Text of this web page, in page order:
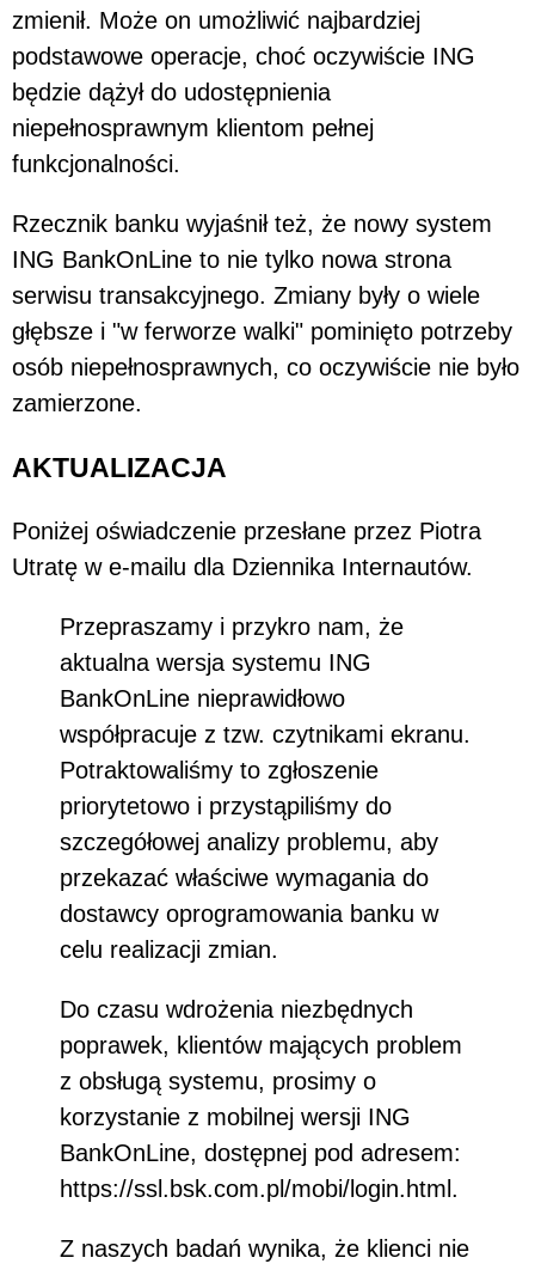
zmienił. Może on umożliwić najbardziej
podstawowe operacje, choć oczywiście ING
będzie dążył do udostępnienia
niepełnosprawnym klientom pełnej
funkcjonalności.
Rzecznik banku wyjaśnił też, że nowy system
ING BankOnLine to nie tylko nowa strona
serwisu transakcyjnego. Zmiany były o wiele
głębsze i "w ferworze walki" pominięto potrzeby
osób niepełnosprawnych, co oczywiście nie było
zamierzone.
AKTUALIZACJA
Poniżej oświadczenie przesłane przez Piotra
Utratę w e-mailu dla Dziennika Internautów.
Przepraszamy i przykro nam, że
aktualna wersja systemu ING
BankOnLine nieprawidłowo
współpracuje z tzw. czytnikami ekranu.
Potraktowaliśmy to zgłoszenie
priorytetowo i przystąpiliśmy do
szczegółowej analizy problemu, aby
przekazać właściwe wymagania do
dostawcy oprogramowania banku w
celu realizacji zmian.
Do czasu wdrożenia niezbędnych
poprawek, klientów mających problem
z obsługą systemu, prosimy o
korzystanie z mobilnej wersji ING
BankOnLine, dostępnej pod adresem:
https://ssl.bsk.com.pl/mobi/login.html.
Z naszych badań wynika, że klienci nie